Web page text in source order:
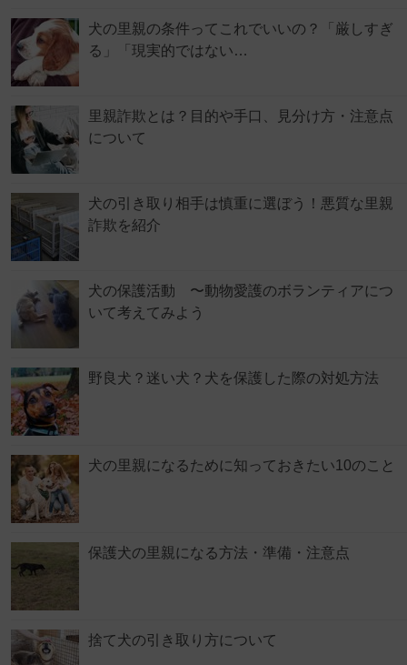
犬の里親の条件ってこれでいいの？「厳しすぎ
る」「現実的ではない…
里親詐欺とは？目的や手口、見分け方・注意点
について
犬の引き取り相手は慎重に選ぼう！悪質な里親
詐欺を紹介
犬の保護活動 〜動物愛護のボランティアにつ
いて考えてみよう
野良犬？迷い犬？犬を保護した際の対処方法
犬の里親になるために知っておきたい10のこと
保護犬の里親になる方法・準備・注意点
捨て犬の引き取り方について